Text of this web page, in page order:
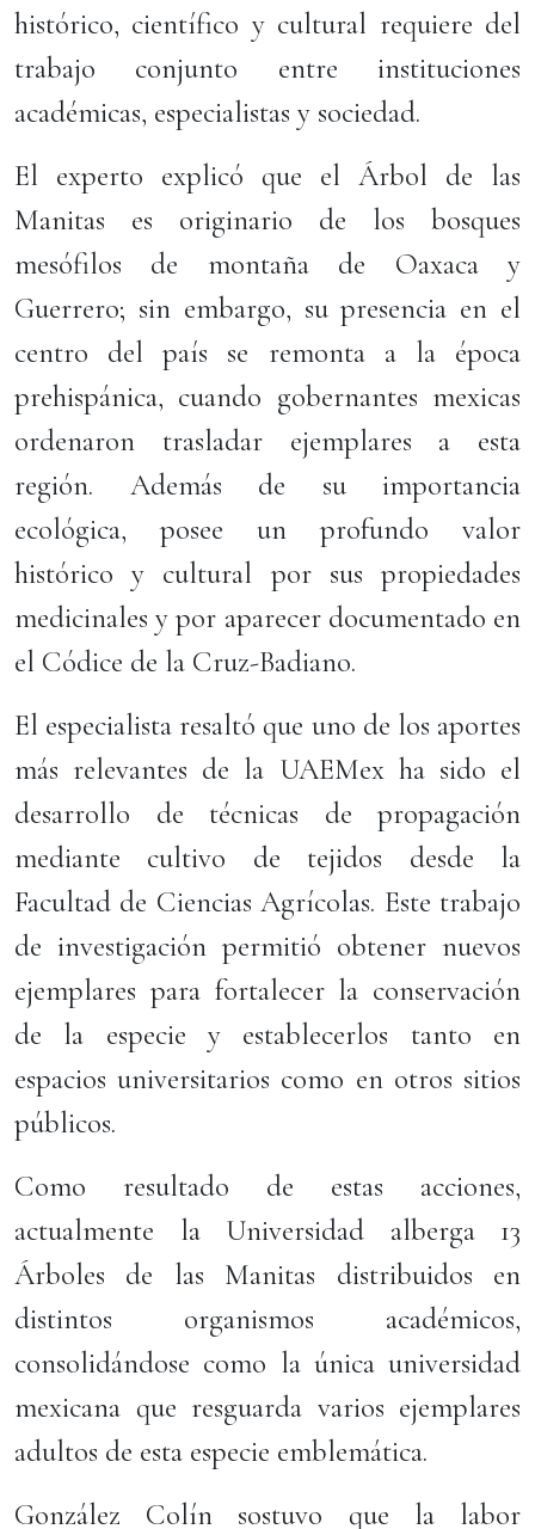
histórico, científico y cultural requiere del
trabajo conjunto entre instituciones
académicas, especialistas y sociedad.
El experto explicó que el Árbol de las
Manitas es originario de los bosques
mesófilos de montaña de Oaxaca y
Guerrero; sin embargo, su presencia en el
centro del país se remonta a la época
prehispánica, cuando gobernantes mexicas
ordenaron trasladar ejemplares a esta
región. Además de su importancia
ecológica, posee un profundo valor
histórico y cultural por sus propiedades
medicinales y por aparecer documentado en
el Códice de la Cruz-Badiano.
El especialista resaltó que uno de los aportes
más relevantes de la UAEMex ha sido el
desarrollo de técnicas de propagación
mediante cultivo de tejidos desde la
Facultad de Ciencias Agrícolas. Este trabajo
de investigación permitió obtener nuevos
ejemplares para fortalecer la conservación
de la especie y establecerlos tanto en
espacios universitarios como en otros sitios
públicos.
Como resultado de estas acciones,
actualmente la Universidad alberga 13
Árboles de las Manitas distribuidos en
distintos organismos académicos,
consolidándose como la única universidad
mexicana que resguarda varios ejemplares
adultos de esta especie emblemática.
González Colín sostuvo que la labor